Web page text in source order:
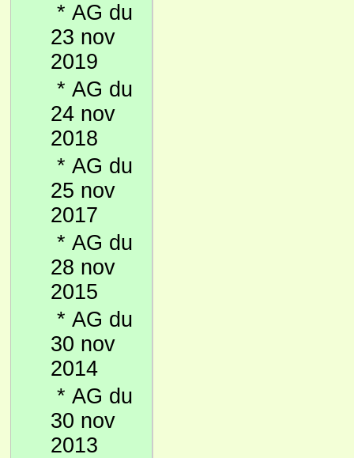
* AG du
23 nov
2019
* AG du
24 nov
2018
* AG du
25 nov
2017
* AG du
28 nov
2015
* AG du
30 nov
2014
* AG du
30 nov
2013